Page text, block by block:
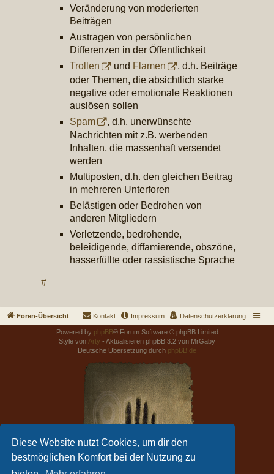
Diese Website nutzt Cookies, um dir den
bestmöglichen Komfort bei der Nutzung zu
Veränderung von moderierten
Beiträgen
Austragen von persönlichen
Differenzen in der Öffentlichkeit
Trollen
und Flamen
, d.h. Beiträge
oder Themen, die absichtlich starke
negative oder emotionale Reaktionen
auslösen sollen
Spam
, d.h. unerwünschte
Nachrichten mit z.B. werbenden
Inhalten, die massenhaft versendet
werden
Multiposten, d.h. den gleichen Beitrag
in mehreren Unterforen
Belästigen oder Bedrohen von
anderen Mitgliedern
Verletzende, bedrohende,
beleidigende, diffamierende, obszöne,
hasserfüllte oder rassistische Sprache
#
Foren-Übersicht Datenschutzerklärung
Impressum
Kontakt
Powered by phpBB® Forum Software © phpBB Limited
Style von Arty - Aktualisieren phpBB 3.2 von MrGaby
Deutsche Übersetzung durch phpBB.de